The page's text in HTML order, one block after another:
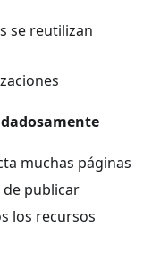
se reutilizan
muchas páginas
de publicar
los recursos